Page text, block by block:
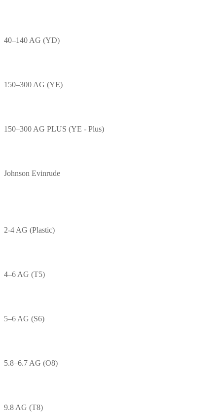
40–140 AG (YD)
150–300 AG (YE)
150–300 AG PLUS (YE - Plus)
Johnson Evinrude
2-4 AG (Plastic)
4–6 AG (T5)
5–6 AG (S6)
5.8–6.7 AG (O8)
9.8 AG (T8)